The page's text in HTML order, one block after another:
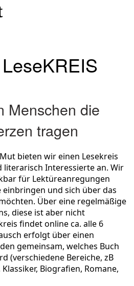
Menschen die
tragen
bieten wir einen Lesekreis
literarisch Interessierte an. Wir
für Lektüreanregungen
einbringen und sich über das
Über eine regelmäßige
diese ist aber nicht
findet online ca. alle 6
erfolgt über einen
gemeinsam, welches Buch
(verschiedene Bereiche, zB
Biografien, Romane,